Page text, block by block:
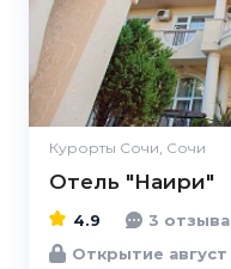
Курорты Сочи, Сочи
Отель "Наири"
4.9
3 отзыва
Открытие август